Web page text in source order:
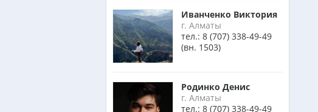
от 253 000 тг.
Кипр из Алматы
от 341 000 тг.
от 560 000 тг.
Иванченко Виктория
г. Алматы
тел.: 8 (707) 338-49-49
(вн. 1503)
Родинко Денис
г. Алматы
тел.: 8 (707) 338-49-49